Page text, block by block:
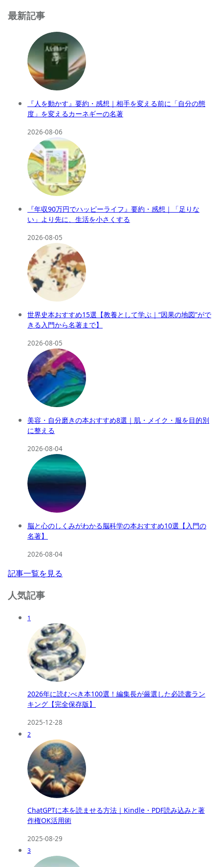
最新記事
『人を動かす』要約・感想｜相手を変える前に「自分の態
度」を変えるカーネギーの名著
2026-08-06
『年収90万円でハッピーライフ』要約・感想｜「足りな
い」より先に、生活を小さくする
2026-08-05
世界史本おすすめ15選【教養として学ぶ｜“因果の地図”がで
きる入門から名著まで】
2026-08-05
美容・自分磨きの本おすすめ8選｜肌・メイク・服を目的別
に整える
2026-08-04
脳と心のしくみがわかる脳科学の本おすすめ10選【入門の
名著】
2026-08-04
記事一覧を見る
人気記事
1
2026年に読むべき本100選！編集長が厳選した必読書ラン
キング【完全保存版】
2025-12-28
2
ChatGPTに本を読ませる方法｜Kindle・PDF読み込みと著
作権OK活用術
2025-08-29
3